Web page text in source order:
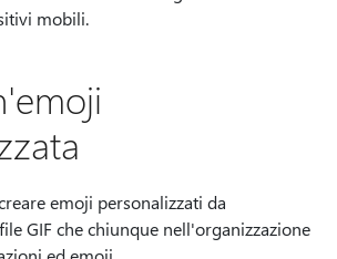
mobili.
emoji personalizzati da
GIF che chiunque nell'organizzazione